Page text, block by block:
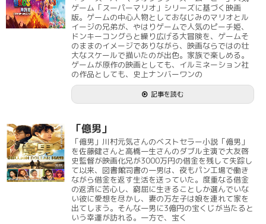
ゲーム「スーパーマリオ」シリーズに基づく映画
版。ゲームの中心人物としておなじみのマリオとル
イージの兄弟が、やはりゲームで人気のピーチ姫、
ドンキーコングらと繰り広げる大冒険を、ゲームそ
のままのイメージでありながら、映画ならではの壮
大なスケールで描いたのが出色。家族で楽しめる。
ゲームが原作の映画としても、イルミネーション社
の作品としても、史上ナンバーワンの
記事を読む
「億男」
「億男」川村元気さんのベストセラー小説「億男」
を佐藤健さんと高橋一生さんのダブル主演で大友啓
史監督が映画化兄が3000万円の借金を残して失踪し
て以来、図書館司書の一男は、夜もパン工場で働き
ながら借金を返す生活を送っていた。度重なる借金
の返済に苦心し、窮屈に生きることしか選んでいな
い彼に愛想を尽かし、妻の万左子は娘を連れて家を
出てしまう。そんな一男に3億円の宝くじが当たると
いう幸運が訪れる。一方で、宝く